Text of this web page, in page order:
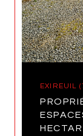
EXIREUIL